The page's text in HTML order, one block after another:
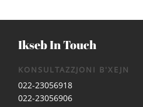
Ikseb In Touch
KONSULTAZZJONI B'XEJN
022-23056918
022-23056906